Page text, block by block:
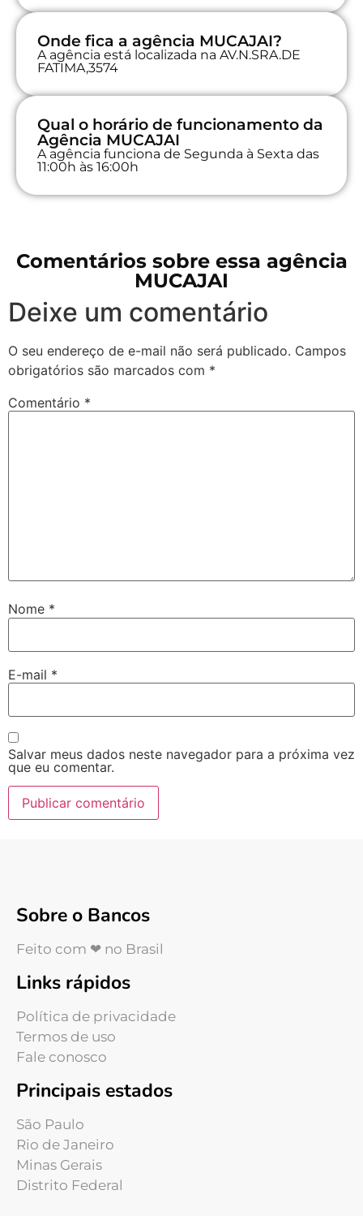
Onde fica a agência MUCAJAI?
A agência está localizada na AV.N.SRA.DE
FATIMA,3574
Qual o horário de funcionamento da
Agência MUCAJAI
A agência funciona de Segunda à Sexta das
11:00h às 16:00h
Comentários sobre essa agência
MUCAJAI
Deixe um comentário
O seu endereço de e-mail não será publicado. Campos
obrigatórios são marcados com *
Comentário *
Nome *
E-mail *
Salvar meus dados neste navegador para a próxima vez
que eu comentar.
Sobre o Bancos
Feito com ❤ no Brasil
Links rápidos
Política de privacidade
Termos de uso
Fale conosco
Principais estados
São Paulo
Rio de Janeiro
Minas Gerais
Distrito Federal